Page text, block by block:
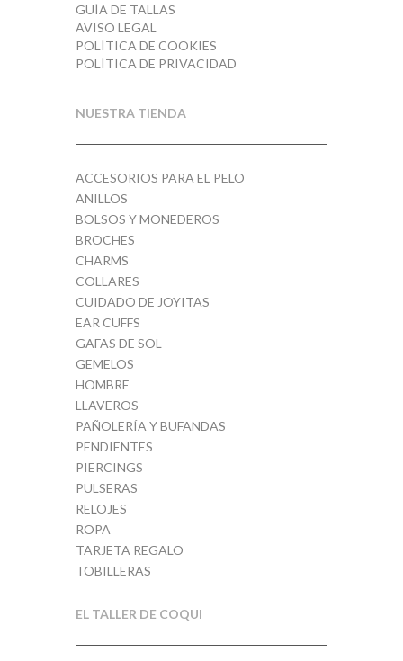
GUÍA DE TALLAS
AVISO LEGAL
POLÍTICA DE COOKIES
POLÍTICA DE PRIVACIDAD
NUESTRA TIENDA
ACCESORIOS PARA EL PELO
ANILLOS
BOLSOS Y MONEDEROS
BROCHES
CHARMS
COLLARES
CUIDADO DE JOYITAS
EAR CUFFS
GAFAS DE SOL
GEMELOS
HOMBRE
LLAVEROS
PAÑOLERÍA Y BUFANDAS
PENDIENTES
PIERCINGS
PULSERAS
RELOJES
ROPA
TARJETA REGALO
TOBILLERAS
EL TALLER DE COQUI